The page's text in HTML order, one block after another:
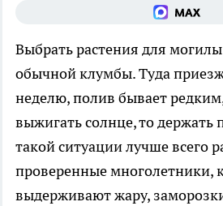
Выбрать растения для
обычной клумбы. Туда
неделю, полив бывает
выжигать солнце, то держать
такой ситуации лучше всего
проверенные многолетники,
выдерживают жару,